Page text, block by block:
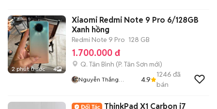
2 phút trước 4
Xiaomi Redmi Note 9 Pro 6/128GB
Xanh hồng
Redmi Note 9 Pro 128 GB
1.700.000 đ
Q. Tân Bình (P. Tân Sơn mới)
Nguyễn Thắng
4.9
1246 đã
bán
ThinkPad X1 Carbon i7